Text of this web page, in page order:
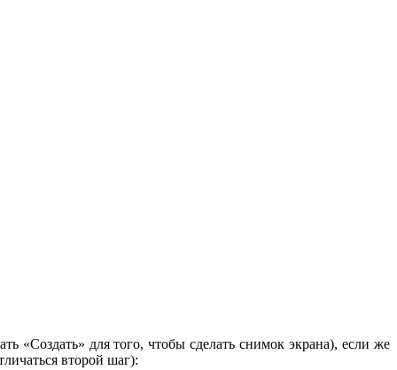
«Создать» для того, чтобы сделать снимок экрана), если же
второй шаг):